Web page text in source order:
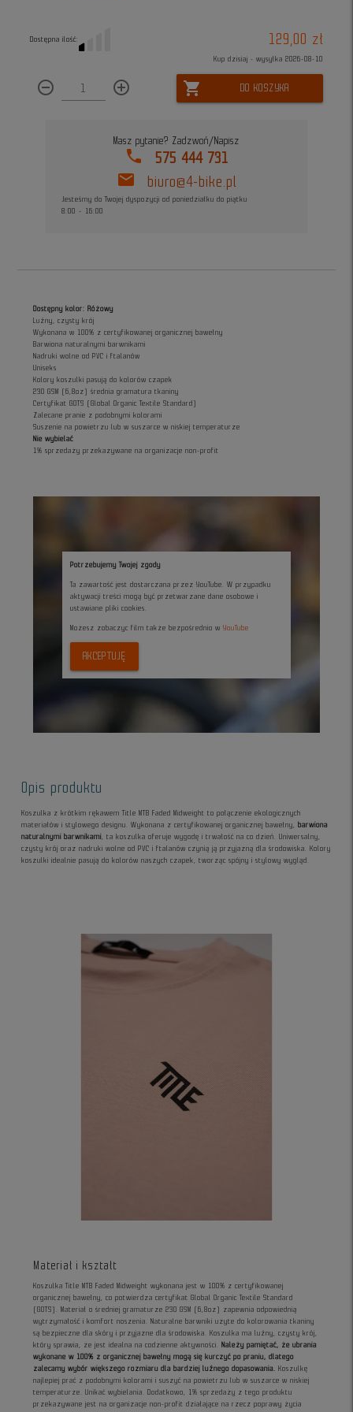
Dostępna ilość: 129,00 zł
Kup dzisiaj - wysyłka 2026-08-10
remove_circle_outline add_circle_outline shopping_cart DO KOSZYKA
Masz pytanie? Zadzwoń/Napisz
phone 575 444 731
mail biuro@4-bike.pl
Jesteśmy do Twojej dyspozycji od poniedziałku do piątku
8:00 - 16:00
Dostępny kolor: Różowy
Luźny, czysty krój
Wykonana w 100% z certyfikowanej organicznej bawełny
Barwiona naturalnymi barwnikami
Nadruki wolne od PVC i ftalanów
Uniseks
Kolory koszulki pasują do kolorów czapek
230 GSM (6,8oz) średnia gramatura tkaniny
Certyfikat GOTS (Global Organic Textile Standard)
Zalecane pranie z podobnymi kolorami
Suszenie na powietrzu lub w suszarce w niskiej temperaturze
Nie wybielać
1% sprzedaży przekazywane na organizacje non-profit
Potrzebujemy Twojej zgody
Ta zawartość jest dostarczana przez YouTube. W przypadku
aktywacji treści mogą być przetwarzane dane osobowe i
ustawiane pliki cookies.
Możesz zobaczyc film także bezpośrednio w YouTube
AKCEPTUJĘ
Opis produktu
Koszulka z krótkim rękawem Title MTB Faded Midweight to połączenie ekologicznych
materiałów i stylowego designu. Wykonana z certyfikowanej organicznej bawełny, barwiona
naturalnymi barwnikami, ta koszulka oferuje wygodę i trwałość na co dzień. Uniwersalny,
czysty krój oraz nadruki wolne od PVC i ftalanów czynią ją przyjazną dla środowiska. Kolory
koszulki idealnie pasują do kolorów naszych czapek, tworząc spójny i stylowy wygląd.
Materiał i kształt
Koszulka Title MTB Faded Midweight wykonana jest w 100% z certyfikowanej
organicznej bawełny, co potwierdza certyfikat Global Organic Textile Standard
(GOTS). Materiał o średniej gramaturze 230 GSM (6,8oz) zapewnia odpowiednią
wytrzymałość i komfort noszenia. Naturalne barwniki użyte do kolorowania tkaniny
są bezpieczne dla skóry i przyjazne dla środowiska. Koszulka ma luźny, czysty krój,
który sprawia, że jest idealna na codzienne aktywności. Należy pamiętać, że ubrania
wykonane w 100% z organicznej bawełny mogą się kurczyć po praniu, dlatego
zalecamy wybór większego rozmiaru dla bardziej luźnego dopasowania. Koszulkę
najlepiej prać z podobnymi kolorami i suszyć na powietrzu lub w suszarce w niskiej
temperaturze. Unikać wybielania. Dodatkowo, 1% sprzedaży z tego produktu
przekazywane jest na organizacje non-profit działające na rzecz poprawy życia